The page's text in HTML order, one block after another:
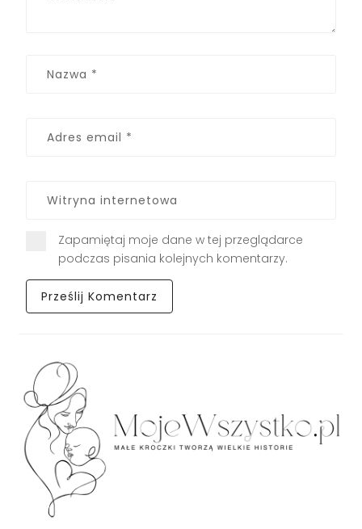
Zapamiętaj moje dane w tej przeglądarce
podczas pisania kolejnych komentarzy.